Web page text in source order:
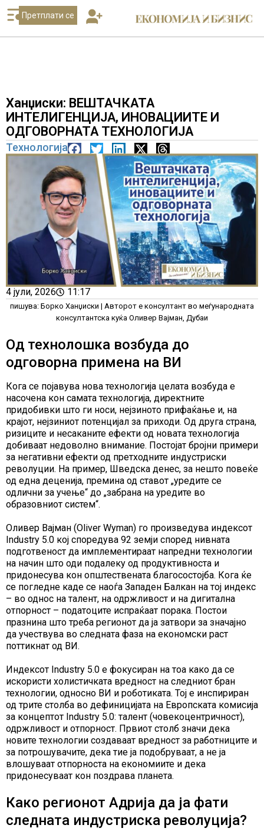
Претплати се
Ханџиски: ВЕШТАЧКАТА
ИНТЕЛИГЕНЦИЈА, ИНОВАЦИИТЕ И
ОДГОВОРНАТА ТЕХНОЛОГИЈА
Технологија
4 јули, 2026 11:17
пишува: Борко Ханџиски | Авторот е консултант во меѓународната
консултантска куќа Оливер Вајман, Дубаи
Од технолошка возбуда до
одговорна примена на ВИ
Кога се појавува нова технологија целата возбуда е
насочена кон самата технологија, директните
придобивки што ги носи, нејзиното прифаќање и, на
крајот, нејзиниот потенцијал за приходи. Од друга страна,
ризиците и несаканите ефекти од новата технологија
добиваат недоволно внимание. Постојат бројни примери
за негативни ефекти од претходните индустриски
револуции. На пример, Шведска денес, за нешто повеќе
од една деценија, премина од ставот „уредите се
одлични за учење“ до „забрана на уредите во
образовниот систем“.
Оливер Вајман (Oliver Wyman) го произведува индексот
Industry 5.0 кој споредува 92 земји според нивната
подготвеност да имплементираат напредни технологии
на начин што оди подалеку од продуктивноста и
придонесува кон општествената благосостојба. Кога ќе
се погледне каде се наоѓа Западен Балкан на тој индекс
– во однос на талент, на одржливост и на дигитална
отпорност – податоците испраќаат порака. Постои
празнина што треба регионот да ја затвори за значајно
да учествува во следната фаза на економски раст
поттикнат од ВИ.
Индексот Industry 5.0 е фокусиран на тоа како да се
искористи холистичката вредност на следниот бран
технологии, односно ВИ и роботиката. Тој е инспириран
од трите столба во дефиницијата на Европската комисија
за концептот Industry 5.0: талент (човекоцентричност),
одржливост и отпорност. Првиот столб значи дека
новите технологии создаваат вредност за работниците и
за потрошувачите, дека тие ја подобруваат, а не ја
влошуваат отпорноста на економиите и дека
придонесуваат кон поздрава планета.
Како регионот Адрија да ја фати
следната индустриска револуција?